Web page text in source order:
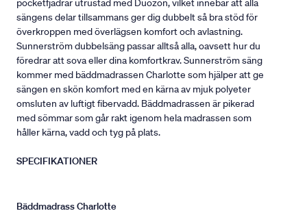
pocketfjädrar utrustad med Duozon, vilket innebär att alla
sängens delar tillsammans ger dig dubbelt så bra stöd för
överkroppen med överlägsen komfort och avlastning.
Sunnerström dubbelsäng passar alltså alla, oavsett hur du
föredrar att sova eller dina komfortkrav. Sunnerström säng
kommer med bäddmadrassen Charlotte som hjälper att ge
sängen en skön komfort med en kärna av mjuk polyeter
omsluten av luftigt fibervadd. Bäddmadrassen är pikerad
med sömmar som går rakt igenom hela madrassen som
håller kärna, vadd och tyg på plats.
SPECIFIKATIONER
Bäddmadrass Charlotte